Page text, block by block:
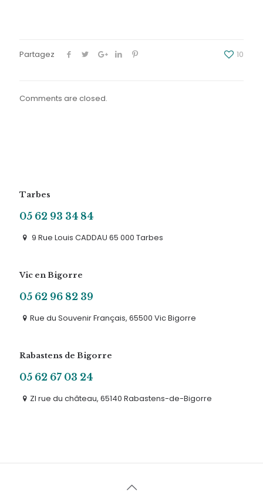
Partagez 10
Comments are closed.
Tarbes
05 62 93 34 84
9 Rue Louis CADDAU 65 000 Tarbes
Vic en Bigorre
05 62 96 82 39
Rue du Souvenir Français, 65500 Vic Bigorre
Rabastens de Bigorre
05 62 67 03 24
ZI rue du château, 65140 Rabastens-de-Bigorre